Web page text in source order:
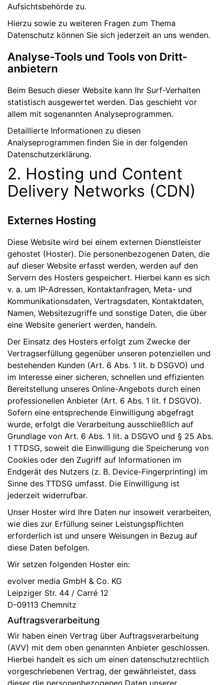
Aufsichtsbehörde zu.
Hierzu sowie zu weiteren Fragen zum Thema
Datenschutz können Sie sich jederzeit an uns wenden.
Analyse-Tools und Tools von Dritt­
anbietern
Beim Besuch dieser Website kann Ihr Surf-Verhalten
statistisch ausgewertet werden. Das geschieht vor
allem mit sogenannten Analyseprogrammen.
Detaillierte Informationen zu diesen
Analyseprogrammen finden Sie in der folgenden
Datenschutzerklärung.
2. Hosting und Content
Delivery Networks (CDN)
Externes Hosting
Diese Website wird bei einem externen Dienstleister
gehostet (Hoster). Die personenbezogenen Daten, die
auf dieser Website erfasst werden, werden auf den
Servern des Hosters gespeichert. Hierbei kann es sich
v. a. um IP-Adressen, Kontaktanfragen, Meta- und
Kommunikationsdaten, Vertragsdaten, Kontaktdaten,
Namen, Websitezugriffe und sonstige Daten, die über
eine Website generiert werden, handeln.
Der Einsatz des Hosters erfolgt zum Zwecke der
Vertragserfüllung gegenüber unseren potenziellen und
bestehenden Kunden (Art. 6 Abs. 1 lit. b DSGVO) und
im Interesse einer sicheren, schnellen und effizienten
Bereitstellung unseres Online-Angebots durch einen
professionellen Anbieter (Art. 6 Abs. 1 lit. f DSGVO).
Sofern eine entsprechende Einwilligung abgefragt
wurde, erfolgt die Verarbeitung ausschließlich auf
Grundlage von Art. 6 Abs. 1 lit. a DSGVO und § 25 Abs.
1 TTDSG, soweit die Einwilligung die Speicherung von
Cookies oder den Zugriff auf Informationen im
Endgerät des Nutzers (z. B. Device-Fingerprinting) im
Sinne des TTDSG umfasst. Die Einwilligung ist
jederzeit widerrufbar.
Unser Hoster wird Ihre Daten nur insoweit verarbeiten,
wie dies zur Erfüllung seiner Leistungspflichten
erforderlich ist und unsere Weisungen in Bezug auf
diese Daten befolgen.
Wir setzen folgenden Hoster ein:
evolver media GmbH & Co. KG
Leipziger Str. 44 / Carré 12
D-09113 Chemnitz
Auftragsverarbeitung
Wir haben einen Vertrag über Auftragsverarbeitung
(AVV) mit dem oben genannten Anbieter geschlossen.
Hierbei handelt es sich um einen datenschutzrechtlich
vorgeschriebenen Vertrag, der gewährleistet, dass
dieser die personenbezogenen Daten unserer